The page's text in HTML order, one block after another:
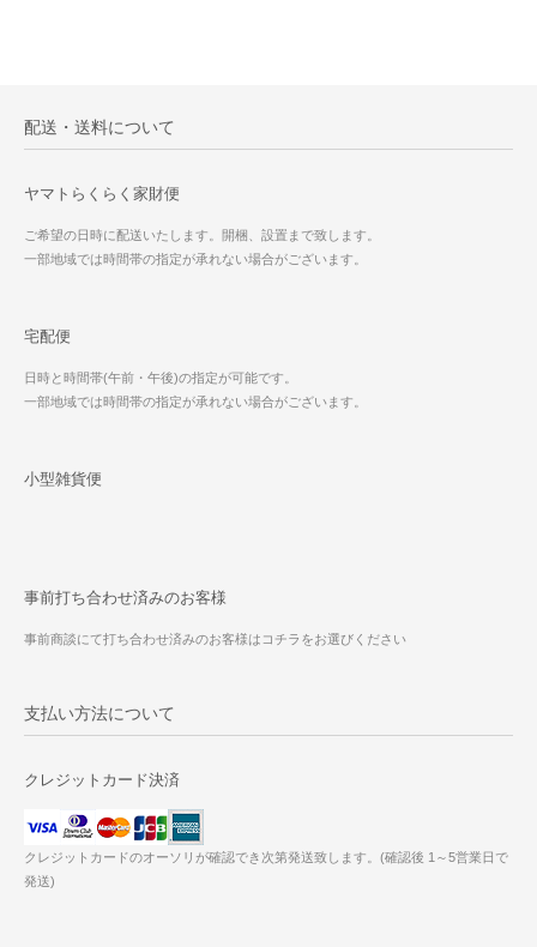
配送・送料について
ヤマトらくらく家財便
ご希望の日時に配送いたします。開梱、設置まで致します。
一部地域では時間帯の指定が承れない場合がございます。
宅配便
日時と時間帯(午前・午後)の指定が可能です。
一部地域では時間帯の指定が承れない場合がございます。
小型雑貨便
事前打ち合わせ済みのお客様
事前商談にて打ち合わせ済みのお客様はコチラをお選びください
支払い方法について
クレジットカード決済
クレジットカードのオーソリが確認でき次第発送致します。(確認後 1～5営業日で
発送)